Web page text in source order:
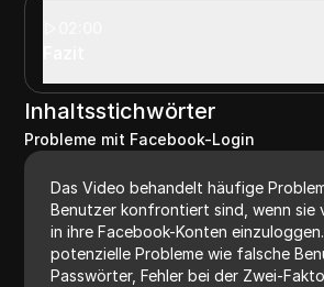
Inhaltsstichwörter
Probleme mit Facebook-Login
Das Video behandelt häufige
Benutzer konfrontiert sind, wenn sie
in ihre Facebook-Konten
potenzielle Probleme wie falsche
Passwörter, Fehler bei der Zwei-